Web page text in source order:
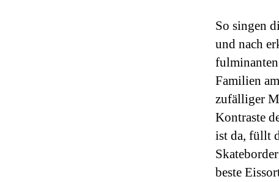
So singen
und nach
Familien
zufälliger
Kontraste
ist da, füllt
beste